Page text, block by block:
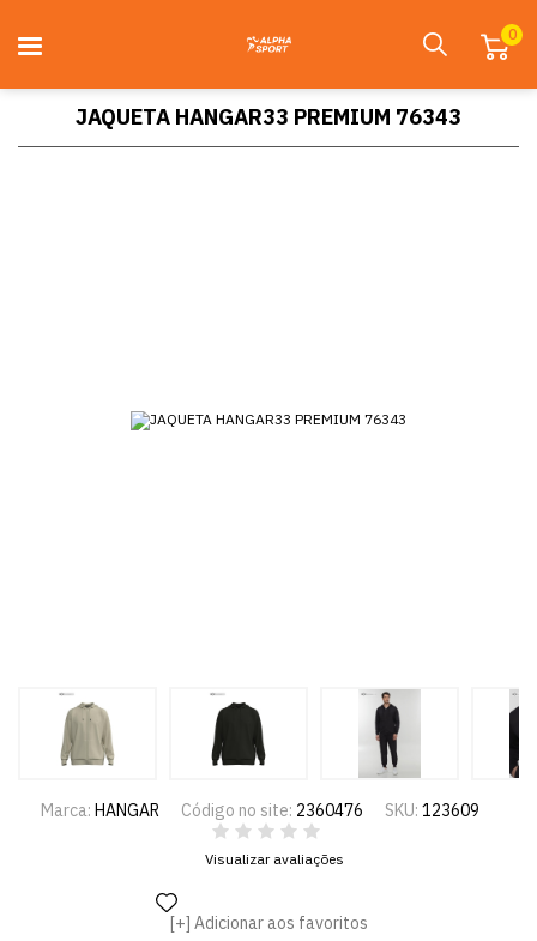
0
JAQUETA HANGAR33 PREMIUM 76343
Marca: HANGAR Código no site: 2360476 SKU: 123609
Visualizar avaliações
Adicionar aos favoritos